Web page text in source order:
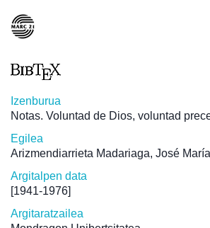
Izenburua
Notas. Voluntad de Dios, voluntad
Egilea
Arizmendiarrieta Madariaga, José María
Argitalpen data
[1941-1976]
Argitaratzailea